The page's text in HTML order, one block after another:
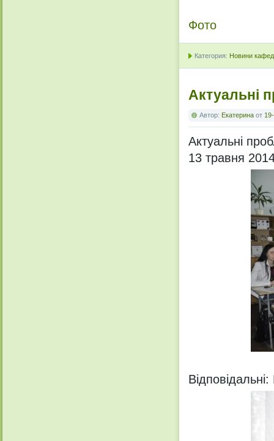
Фото
Категория: Новини
Актуальні
Автор: Екатерина от
Актуальні
13 травня